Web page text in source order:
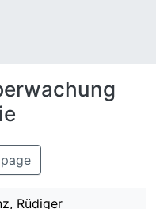
Rüdiger